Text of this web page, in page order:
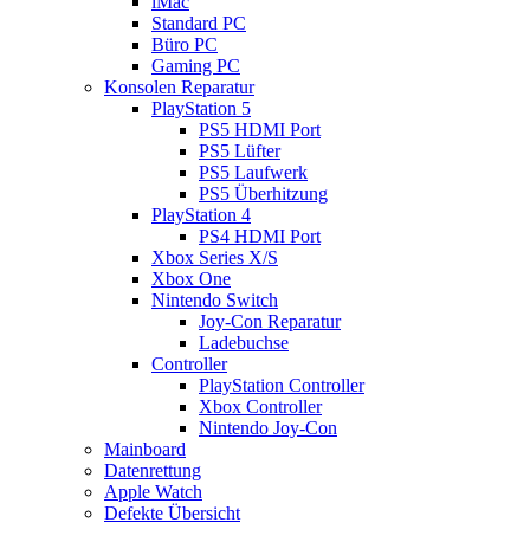
Standard PC
Büro PC
Gaming PC
Konsolen Reparatur
PlayStation 5
PS5 HDMI Port
PS5 Lüfter
PS5 Laufwerk
PS5 Überhitzung
PlayStation 4
PS4 HDMI Port
Xbox Series X/S
Xbox One
Nintendo Switch
Joy-Con Reparatur
Ladebuchse
Controller
PlayStation Controller
Xbox Controller
Nintendo Joy-Con
Mainboard
Datenrettung
Apple Watch
Defekte Übersicht